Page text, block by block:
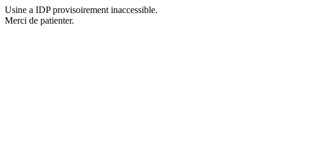
Usine a IDP provisoirement inaccessible.
Merci de patienter.